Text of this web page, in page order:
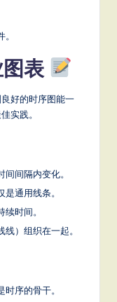
表
好的时序图能一
实践。
间隔内变化。
通用线条。
时间。
）组织在一起。
序的骨干。